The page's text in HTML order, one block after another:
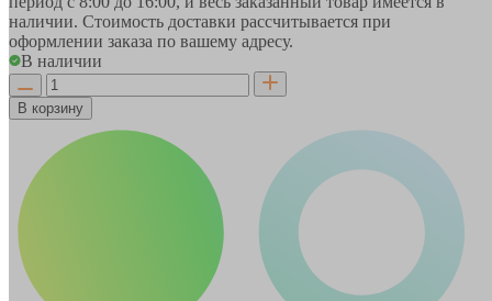
наличии. Стоимость доставки рассчитывается при
оформлении заказа по вашему адресу.
В наличии
В корзину